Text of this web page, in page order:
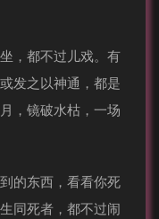
，都不过儿戏。有
发之以神通，都是
，镜破水枯，一场
的东西，看看你死
同死者，都不过闹